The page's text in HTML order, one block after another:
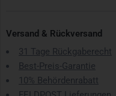
Versand & Rückversand
31 Tage Rückgaberecht
Best-Preis-Garantie
10% Behördenrabatt